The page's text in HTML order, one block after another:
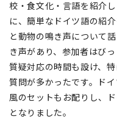
校・食文化・言語を紹介
に、簡単なドイツ語の紹
と動物の鳴き声について
き声があり、参加者はびっ
質疑対応の時間も設け、
質問が多かったです。ド
風のセットもお配りし、
となりました。